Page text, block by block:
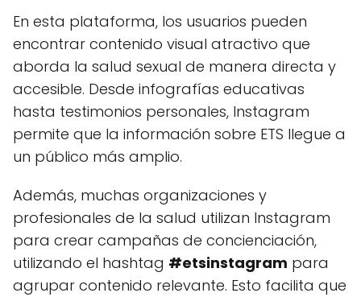
En esta plataforma, los usuarios pueden
encontrar contenido visual atractivo que
aborda la salud sexual de manera directa y
accesible. Desde infografías educativas
hasta testimonios personales, Instagram
permite que la información sobre ETS llegue a
un público más amplio.
Además, muchas organizaciones y
profesionales de la salud utilizan Instagram
para crear campañas de concienciación,
utilizando el hashtag #etsinstagram para
agrupar contenido relevante. Esto facilita que